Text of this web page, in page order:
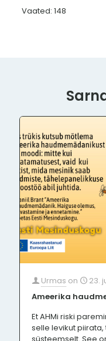
Vaated: 148
Urmas on
23.
Ameerika
Et AHMi riski
selle levikut